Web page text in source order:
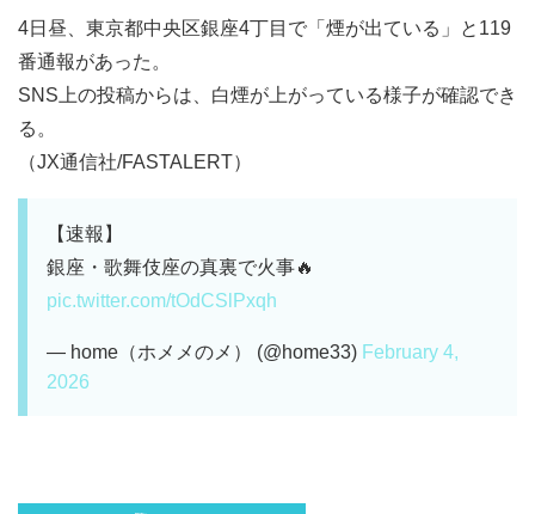
4日昼、東京都中央区銀座4丁目で「煙が出ている」と119
番通報があった。
SNS上の投稿からは、白煙が上がっている様子が確認でき
る。
（JX通信社/FASTALERT）
【速報】
銀座・歌舞伎座の真裏で火事🔥
pic.twitter.com/tOdCSlPxqh
— home（ホメメのメ） (@home33) February 4,
2026